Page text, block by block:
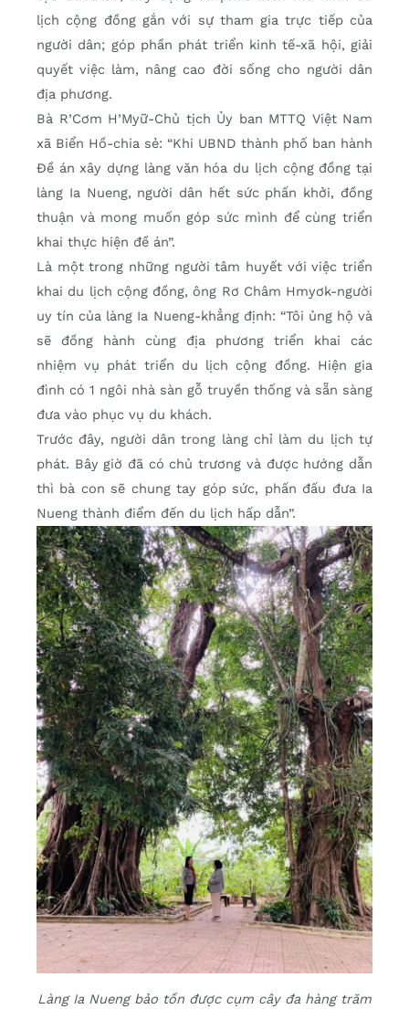
lịch cộng đồng gắn với sự tham gia trực tiếp của
người dân; góp phần phát triển kinh tế-xã hội, giải
quyết việc làm, nâng cao đời sống cho người dân
địa phương.
Bà R’Cơm H’Myữ-Chủ tịch Ủy ban MTTQ Việt Nam
xã Biển Hồ-chia sẻ: “Khi UBND thành phố ban hành
Đề án xây dựng làng văn hóa du lịch cộng đồng tại
làng Ia Nueng, người dân hết sức phấn khởi, đồng
thuận và mong muốn góp sức mình để cùng triển
khai thực hiện đề án”.
Là một trong những người tâm huyết với việc triển
khai du lịch cộng đồng, ông Rơ Châm Hmyơk-người
uy tín của làng Ia Nueng-khẳng định: “Tôi ủng hộ và
sẽ đồng hành cùng địa phương triển khai các
nhiệm vụ phát triển du lịch cộng đồng. Hiện gia
đình có 1 ngôi nhà sàn gỗ truyền thống và sẵn sàng
đưa vào phục vụ du khách.
Trước đây, người dân trong làng chỉ làm du lịch tự
phát. Bây giờ đã có chủ trương và được hướng dẫn
thì bà con sẽ chung tay góp sức, phấn đấu đưa Ia
Nueng thành điểm đến du lịch hấp dẫn”.
Làng Ia Nueng bảo tồn được cụm cây đa hàng trăm